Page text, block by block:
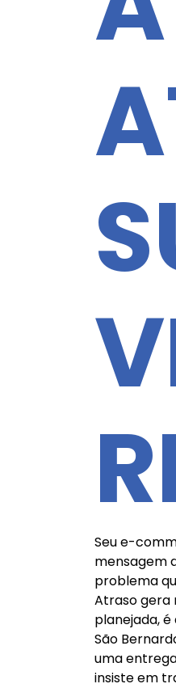
Seu e-
mensagem
problema
Atraso gera
planejada, é
São
uma
insiste em